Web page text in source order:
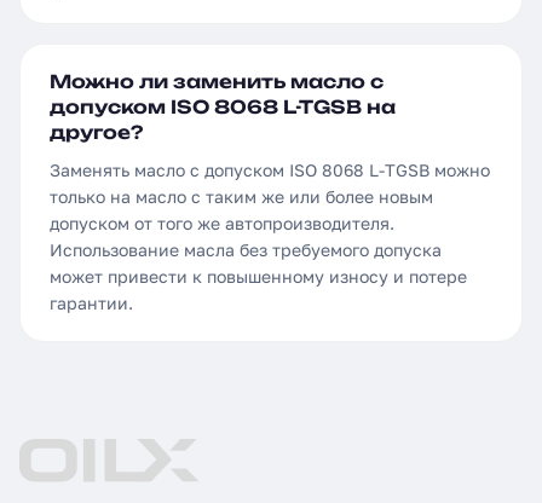
Можно ли заменить масло с
допуском ISO 8068 L-TGSB на
другое?
Заменять масло с допуском ISO 8068 L-TGSB можно
только на масло с таким же или более новым
допуском от того же автопроизводителя.
Использование масла без требуемого допуска
может привести к повышенному износу и потере
гарантии.